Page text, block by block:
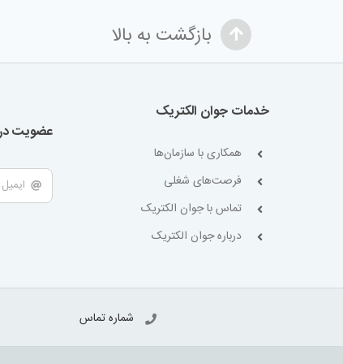
بازگشت به بالا
خدمات جوان الکتریک
همکاری با سازمان‌ها
فرصت‌های شغلی
تماس با جوان الکتریک
درباره جوان الکتریک
عضویت
شماره تماس